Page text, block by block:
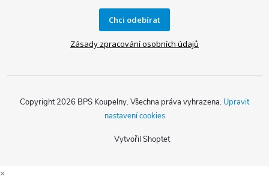
Chci odebírat
Zásady zpracování osobních údajů
Vytvořil Shoptet
Copyright 2026 BPS Koupelny. Všechna práva vyhrazena. Upravit
nastavení cookies
×